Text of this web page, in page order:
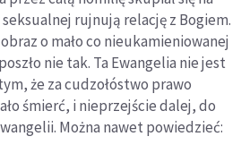
rujnują relację z Bogiem.
o mało co nieukamieniowanej
nie tak. Ta Ewangelia nie jest
że za cudzołóstwo prawo
śmierć, i nieprzejście dalej, do
Można nawet powiedzieć: